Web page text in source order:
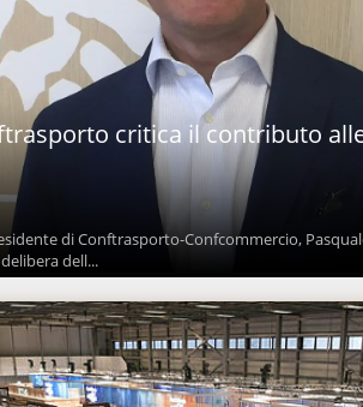
critica il contributo
di Conftrasporto-Confcommercio,
dell...